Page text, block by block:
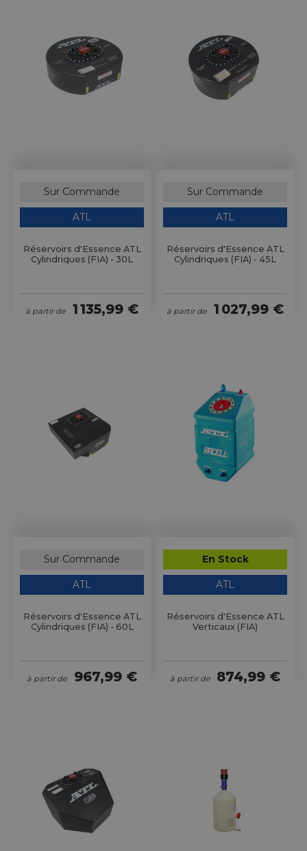
Sur Commande
ATL
Réservoirs d'Essence ATL
Cylindriques (FIA) - 30L
à partir de 1 135,99 €
Sur Commande
ATL
Réservoirs d'Essence ATL
Cylindriques (FIA) - 45L
à partir de 1 027,99 €
Sur Commande
ATL
Réservoirs d'Essence ATL
Cylindriques (FIA) - 60L
à partir de 967,99 €
En Stock
ATL
Réservoirs d'Essence ATL
Verticaux (FIA)
à partir de 874,99 €